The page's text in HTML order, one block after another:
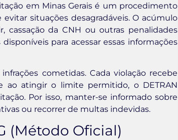
em Minas Gerais é um procedimento
situações desagradáveis. O acúmulo
cassação da CNH ou outras penalidades
para acessar essas informações
cometidas. Cada violação recebe
ao atingir o limite permitido, o DETRAN
Por isso, manter-se informado sobre
ou recorrer de multas indevidas.
(Método Oficial)